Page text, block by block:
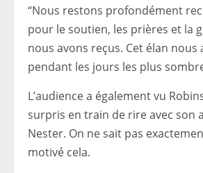
“Nous restons profondément
pour le soutien, les prières et la
nous avons reçus. Cet élan nous
pendant les jours les plus
L’audience a également vu
surpris en train de rire avec son
Nester. On ne sait pas
motivé cela.